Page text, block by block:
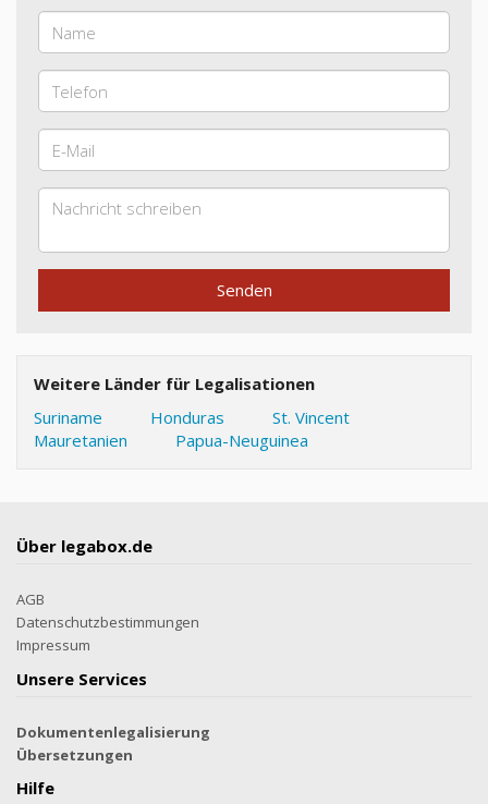
Senden
Weitere Länder für Legalisationen
Suriname
Honduras
St. Vincent
Mauretanien
Papua-Neuguinea
Über legabox.de
AGB
Datenschutzbestimmungen
Impressum
Unsere Services
Dokumentenlegalisierung
Übersetzungen
Hilfe